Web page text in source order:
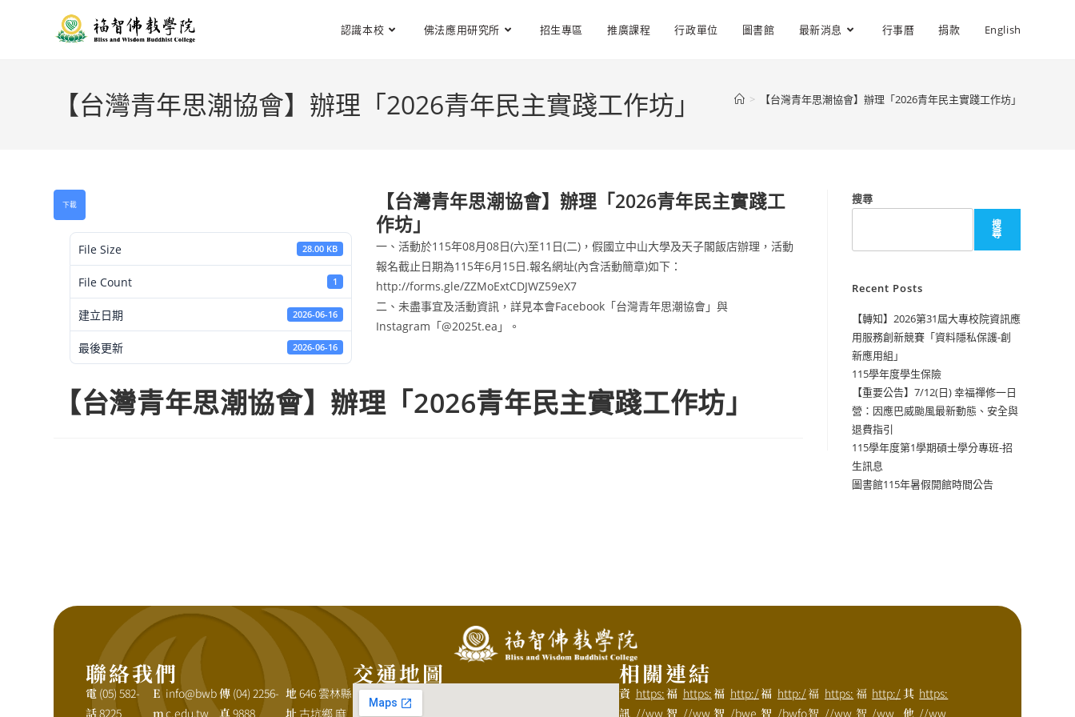
認識本校 佛法應用研究所 招生專區 推廣課程 行政單位 圖書館 最新消息 行事曆 捐款 English
【台灣青年思潮協會】辦理「2026青年民主實踐工作坊」 > 【台灣青年思潮協會】辦理「2026青年民主實踐工作坊」
下載
File Size 28.00 KB
File Count 1
建立日期 2026-06-16
最後更新 2026-06-16
【台灣青年思潮協會】辦理「2026青年民主實踐工
作坊」
一、活動於115年08月08日(六)至11日(二)，假國立中山大學及天子閣飯店辦理，活動
報名截止日期為115年6月15日.報名網址(內含活動簡章)如下：
http://forms.gle/ZZMoExtCDJWZ59eX7
二、未盡事宜及活動資訊，詳見本會Facebook「台灣青年思潮協會」與
Instagram「@2025t.ea」。
【台灣青年思潮協會】辦理「2026青年民主實踐工作坊」
搜尋
搜
尋
Recent Posts
【轉知】2026第31屆大專校院資訊應
用服務創新競賽「資料隱私保護-創
新應用組」
115學年度學生保險
【重要公告】7/12(日) 幸福禪修一日
營：因應巴威颱風最新動態、安全與
退費指引
115學年度第1學期碩士學分專班-招
生訊息
圖書館115年暑假開館時間公告
聯絡我們
電
話
(05) 582-
8225
E
m
info@bwb
c.edu.tw
傳
真
(04) 2256-
9888
地
址
646 雲林縣
古坑鄉 麻
交通地圖 相關連結
資
訊
https:
//ww
福
智
https:
//ww
福
智
http:/
/bwe
福
智
http:/
/bwfo
福
智
https:
//ww
福
智
http:/
/ww
其
他
https:
//ww